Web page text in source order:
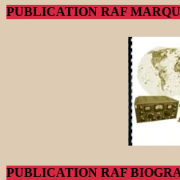
PUBLICATION RAF
PUBLICATION RAF